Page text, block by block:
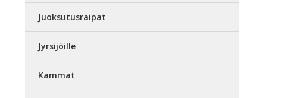
Juoksutusraipat
Jyrsijöille
Kammat